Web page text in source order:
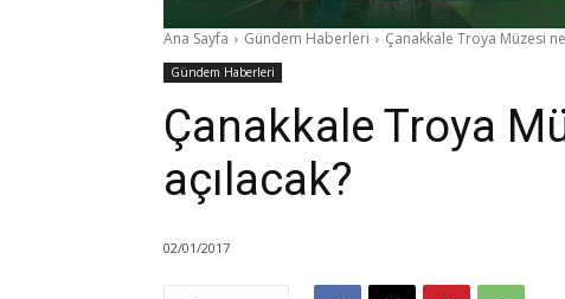
Ana Sayfa Gündem Haberleri Çanakkale Troya Müzesi
Gündem Haberleri
Çanakkale Troya
açılacak?
02/01/2017